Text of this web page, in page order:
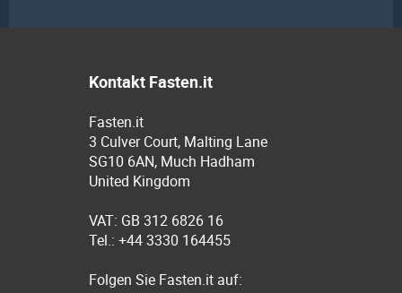
Kontakt Fasten.it
Fasten.it
3 Culver Court, Malting Lane
SG10 6AN, Much Hadham
United Kingdom
VAT: GB 312 6826 16
Tel.: +44 3330 164455
Folgen Sie Fasten.it auf: